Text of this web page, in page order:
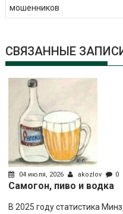
мошенников
СВЯЗАННЫЕ
04 июля, 2026 akozlov 0
Самогон, пиво и водка
В 2025 году статистика